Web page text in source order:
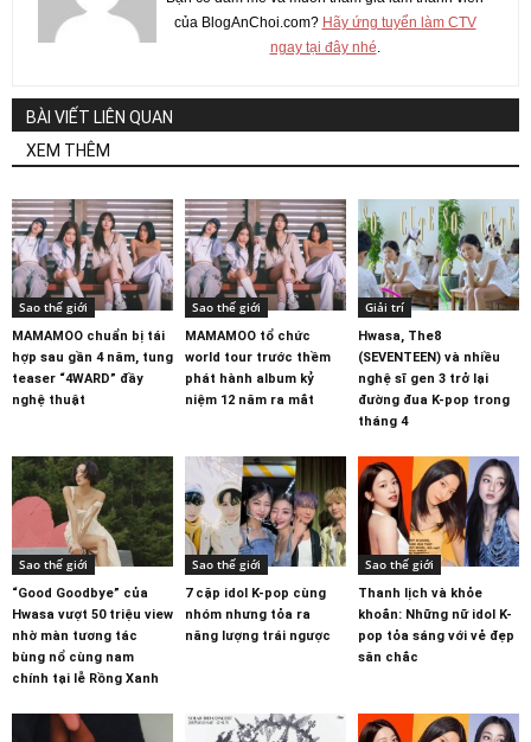
của BlogAnChoi.com? Hãy ứng tuyển làm CTV
ngay tại đây nhé.
BÀI VIẾT LIÊN QUAN
XEM THÊM
Sao thế giới
MAMAMOO chuẩn bị tái
hợp sau gần 4 năm, tung
teaser “4WARD” đầy
nghệ thuật
Sao thế giới
MAMAMOO tổ chức
world tour trước thềm
phát hành album kỷ
niệm 12 năm ra mắt
Giải trí
Hwasa, The8
(SEVENTEEN) và nhiều
nghệ sĩ gen 3 trở lại
đường đua K-pop trong
tháng 4
Sao thế giới
“Good Goodbye” của
Hwasa vượt 50 triệu view
nhờ màn tương tác
bùng nổ cùng nam
chính tại lễ Rồng Xanh
Sao thế giới
7 cặp idol K-pop cùng
nhóm nhưng tỏa ra
năng lượng trái ngược
Sao thế giới
Thanh lịch và khỏe
khoắn: Những nữ idol K-
pop tỏa sáng với vẻ đẹp
săn chắc